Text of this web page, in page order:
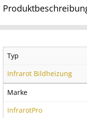
Typ
Infrarot Bildheizung
Marke
InfrarotPro